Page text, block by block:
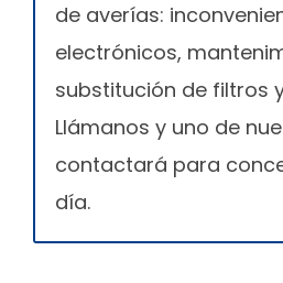
de averías:
electrónicos,
substitución de filtros
Llámanos y uno de
contactará para
día.